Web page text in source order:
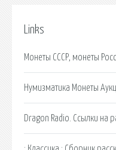
Links
Монеты СССР, монеты
Нумизматика Монеты
Dragon Radio. Ссылки на